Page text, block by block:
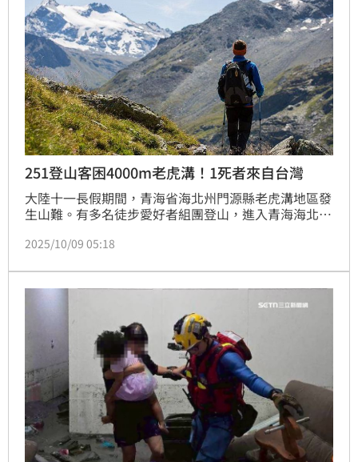
251登山客困4000m老虎溝！1死者來自台灣
大陸十一長假期間，青海省海北州門源縣老虎溝地區發
生山難。有多名徒步愛好者組團登山，進入青海海北州
登山客全數獲救，有一名因失溫及高山反應不幸罹難，
2025/10/09 05:18